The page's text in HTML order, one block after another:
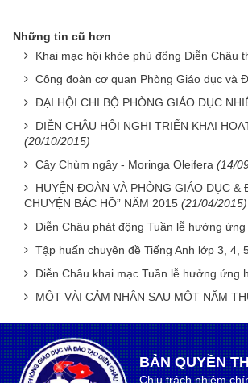
Những tin cũ hơn
Khai mạc hội khỏe phù đổng Diễn Châu
Công đoàn cơ quan Phòng Giáo dục và
ĐẠI HỘI CHI BỘ PHÒNG GIÁO DỤC
DIỄN CHÂU HỘI NGHỊ TRIỂN KHAI
(20/10/2015)
Cây Chùm ngây - Moringa Oleifera (14/
HUYỆN ĐOÀN VÀ PHÒNG GIÁO DỤC
CHUYỆN BÁC HỒ” NĂM 2015 (21/04/2015)
Diễn Châu phát động Tuần lễ hưởng
Tập huấn chuyên đề Tiếng Anh lớp 3, 4,
Diễn Châu khai mạc Tuần lễ hưởng ứng
MỘT VÀI CẢM NHẬN SAU MỘT NĂM
BẢN QUYỀN
Chịu trách nhiệm